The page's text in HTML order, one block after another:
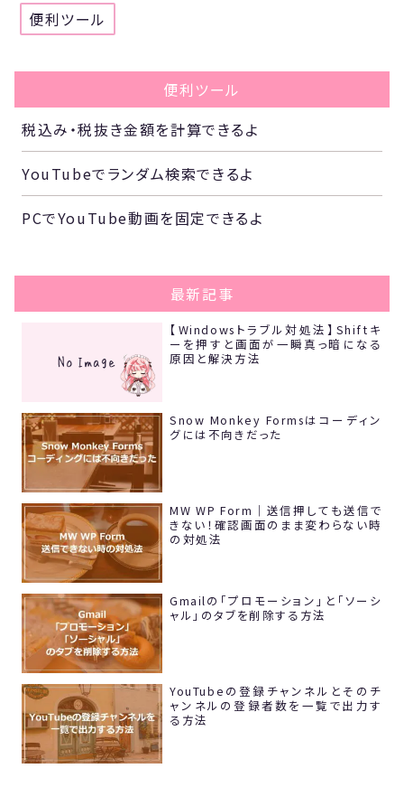
便利ツール
便利ツール
税込み・税抜き金額を計算できるよ
YouTubeでランダム検索できるよ
PCでYouTube動画を固定できるよ
最新記事
【Windowsトラブル対処法】Shiftキ
ーを押すと画面が一瞬真っ暗になる
原因と解決方法
Snow Monkey Formsはコーディン
グには不向きだった
MW WP Form｜送信押しても送信で
きない！確認画面のまま変わらない時
の対処法
Gmailの「プロモーション」と「ソーシ
ャル」のタブを削除する方法
YouTubeの登録チャンネルとそのチ
ャンネルの登録者数を一覧で出力す
る方法